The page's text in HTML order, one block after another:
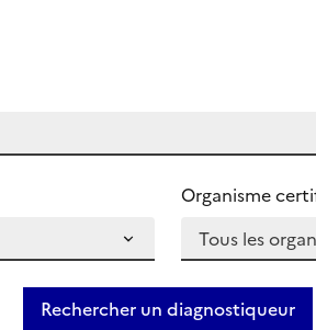
Organisme
Rechercher un diagnostiqueur